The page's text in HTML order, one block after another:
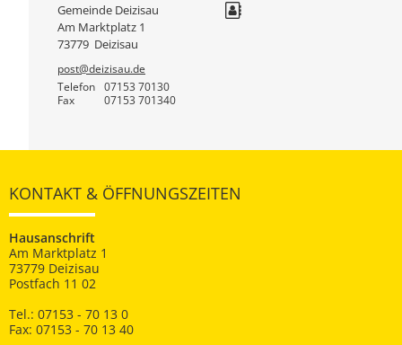
Gemeinde Deizisau
Am Marktplatz 1
73779 Deizisau
post@deizisau.de
Telefon
07153 70130
Fax 07153 701340
KONTAKT & ÖFFNUNGSZEITEN
Hausanschrift
Am Marktplatz 1
73779 Deizisau
Postfach 11 02
Tel.: 07153 - 70 13 0
Fax: 07153 - 70 13 40